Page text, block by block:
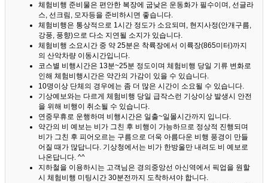
체험비행 준비물은 편안한 복장에 굽낮은 운동화가 필수이며, 선글라
스, 선크림, 모자등을 준비하시면 좋습니다.
체험비행은 통상적으로 1시간 정도가 소요되며, 현지사정(안개구름,
강풍, 풍향)으로 다소 지연될 소지가 있습니다.
체험비행 소요시간 중 약 25분은 착륙장에서 이륙장(865미터)까지
의 산악차량 이동시간입니다.
코스별 비행시간은 13분~25분 정도이며 체험비행 당일 기류 변화로
인해 체험비행시간은 약간의 가감이 있을 수 있습니다.
10명이상 단체의 경우에는 좀 더 많은 시간이 소요될 수 있습니다.
기상예보와는 다르게 체험비행 당일 급작스런 기상이상 발생시 안전
을 위해 비행이 취소될 수 있습니다.
연중무휴로 운행하며 비행시간은 일출~일몰시간까지 입니다.
약간의 비 예보는 비가 그친 후 비행이 가능하므로 정상적 진행되며
비가 그친 후 피어오르는 구름으로 더욱 아름다운 비행 풍경이 만들
어질 때가 많답니다. 기상청에서는 비가 한방울만 내려도 비 예보로
나온답니다. ^^
지하철을 이용하시는 고객님은 경의중앙선 아신역에서 픽업을 원할
시 체험비행 미팅시간 30분전까지 도착하셔야 합니다.